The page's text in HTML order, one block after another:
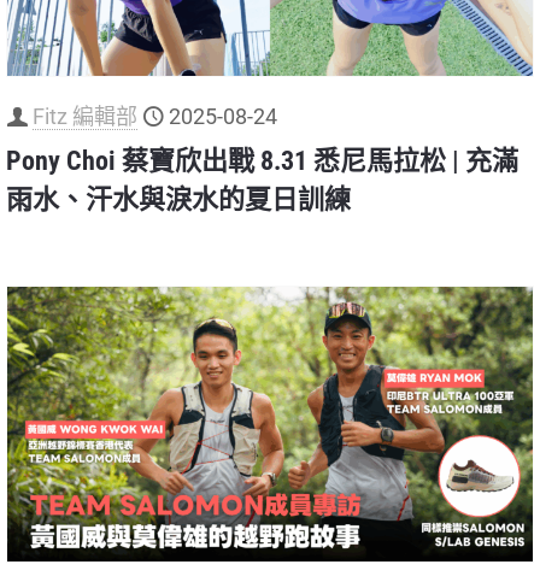
Fitz 編輯部 2025-08-24
Pony Choi 蔡寶欣出戰 8.31 悉尼馬拉松 | 充滿
雨水、汗水與淚水的夏日訓練